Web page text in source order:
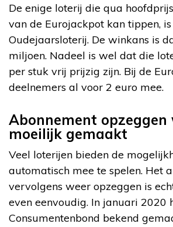
De enige loterij die qua
van de Eurojackpot kan tippen,
Oudejaarsloterij. De winkans is
miljoen. Nadeel is wel dat die
per stuk vrij prijzig zijn. Bij de
deelnemers al voor 2 euro mee.
Abonnement
moeilijk gemaakt
Veel loterijen bieden de
automatisch mee te spelen. Het
vervolgens weer opzeggen is
even eenvoudig. In januari 2020
Consumentenbond bekend